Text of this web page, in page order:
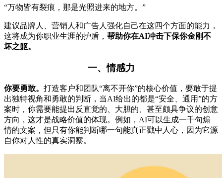
“万物皆有裂痕，那是光照进来的地方。”
建议品牌人、营销人和广告人强化自己在这四个方面的能力，
这将成为你职业生涯的护盾， 帮助你在AI冲击下保你金刚不
坏之躯。
一、情感力
你要勇敢。 打造客户和团队“离不开你”的核心价值，要敢于提
出独特视角和勇敢的判断，当AI给出的都是“安全、通用”的方
案时，你需要能提出反直觉的、大胆的、甚至颇具争议的创意
方向，这才是战略价值的体现。例如，AI可以生成一千句煽
情的文案，但只有你能判断哪一句能真正戳中人心，因为它源
自你对人性的真实洞察。